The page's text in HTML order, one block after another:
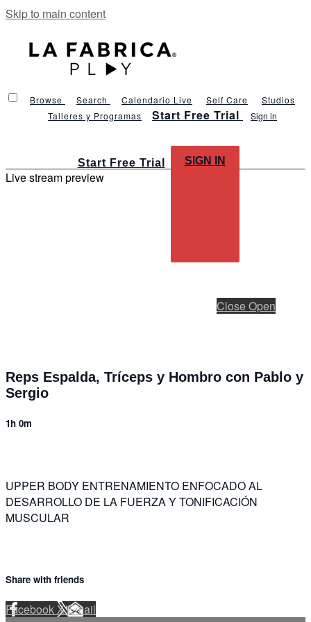
Skip to main content
Browse Search Calendario Live Self Care
Studios
Talleres y Programas
Start Free Trial Sign in
Start Free Trial SIGN IN
Live stream preview
CloseOpen
Reps Espalda, Tríceps y Hombro con Pablo y
Sergio
1h 0m
UPPER BODY ENTRENAMIENTO ENFOCADO AL
DESARROLLO DE LA FUERZA Y TONIFICACIÓN
MUSCULAR
Share with friends
FacebookXEmail